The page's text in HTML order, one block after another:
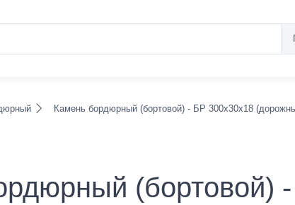
Камень бордюрный (бортовой) - БР 300х30х18
(бортовой)